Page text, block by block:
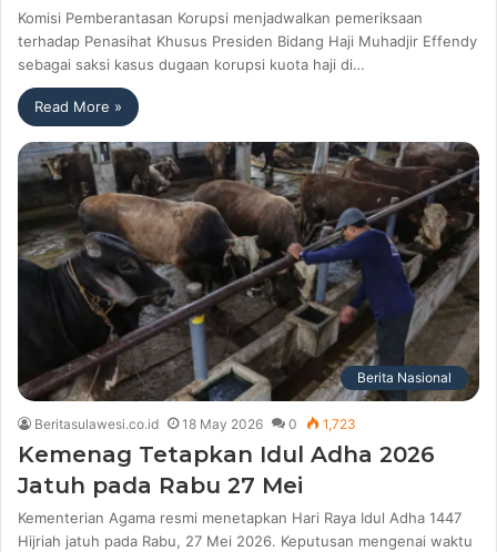
Komisi Pemberantasan Korupsi menjadwalkan pemeriksaan
terhadap Penasihat Khusus Presiden Bidang Haji Muhadjir Effendy
sebagai saksi kasus dugaan korupsi kuota haji di…
Read More »
Berita Nasional
Beritasulawesi.co.id 18 May 2026 0 1,723
Kemenag Tetapkan Idul Adha 2026
Jatuh pada Rabu 27 Mei
Kementerian Agama resmi menetapkan Hari Raya Idul Adha 1447
Hijriah jatuh pada Rabu, 27 Mei 2026. Keputusan mengenai waktu